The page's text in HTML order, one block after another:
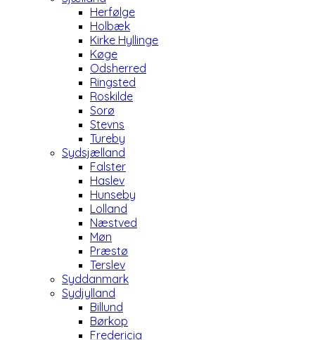
Herfølge
Holbæk
Kirke Hyllinge
Køge
Odsherred
Ringsted
Roskilde
Sorø
Stevns
Tureby
Sydsjælland
Falster
Haslev
Hunseby
Lolland
Næstved
Møn
Præstø
Terslev
Syddanmark
Sydjylland
Billund
Børkop
Fredericia